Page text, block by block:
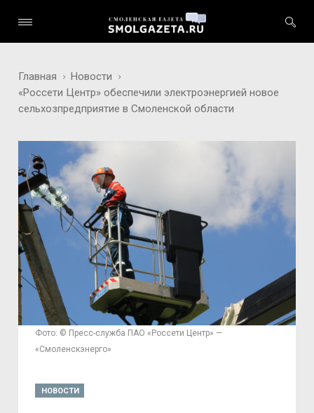
Главная
Новости
«Россети Центр» обеспечили электроэнергией новое
сельхозпредприятие в Смоленской области
Фото: © Пресс-служба ПАО «Россети Центр» —
«Смоленскэнерго»
НОВОСТИ